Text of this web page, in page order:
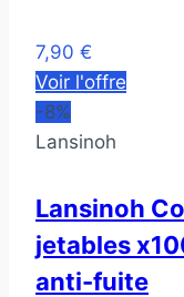
7,90 €
Voir l'offre
-8%
Lansinoh
Lansinoh
jetables
anti-fuite